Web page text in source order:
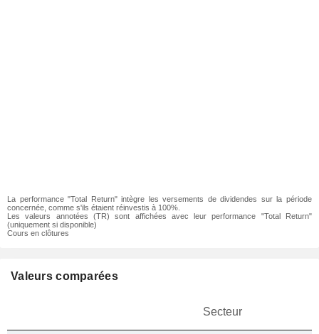
La performance "Total Return" intègre les versements de dividendes sur la période
concernée, comme s'ils étaient réinvestis à 100%.
Les valeurs annotées (TR) sont affichées avec leur performance "Total Return"
(uniquement si disponible)
Cours en clôtures
Valeurs comparées
Secteur